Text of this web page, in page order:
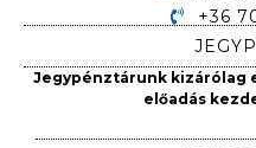
+36
Jegypénztárunk kizárólag
előadás